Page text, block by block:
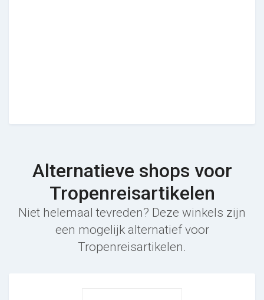
Alternatieve shops voor
Tropenreisartikelen
Niet helemaal tevreden? Deze winkels zijn
een mogelijk alternatief voor
Tropenreisartikelen.